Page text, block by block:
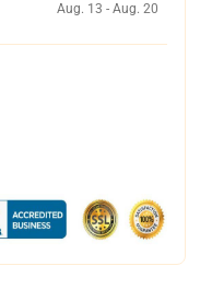
Aug. 13 - Aug. 20